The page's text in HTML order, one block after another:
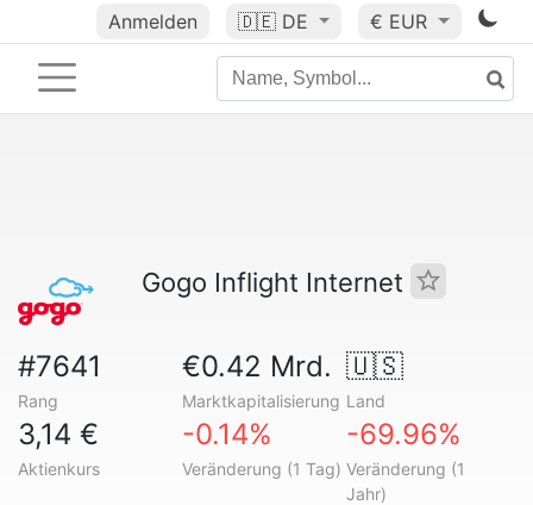
Anmelden 🇩🇪 DE € EUR
Gogo Inflight Internet
#7641
Rang
€0.42 Mrd.
Marktkapitalisierung
🇺🇸
Land
3,14 €
Aktienkurs
-0.14%
Veränderung (1 Tag)
-69.96%
Veränderung (1
Jahr)